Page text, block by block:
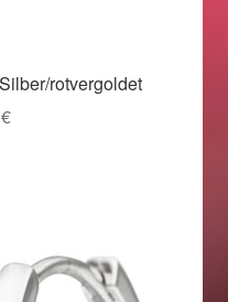
rotvergoldet
€